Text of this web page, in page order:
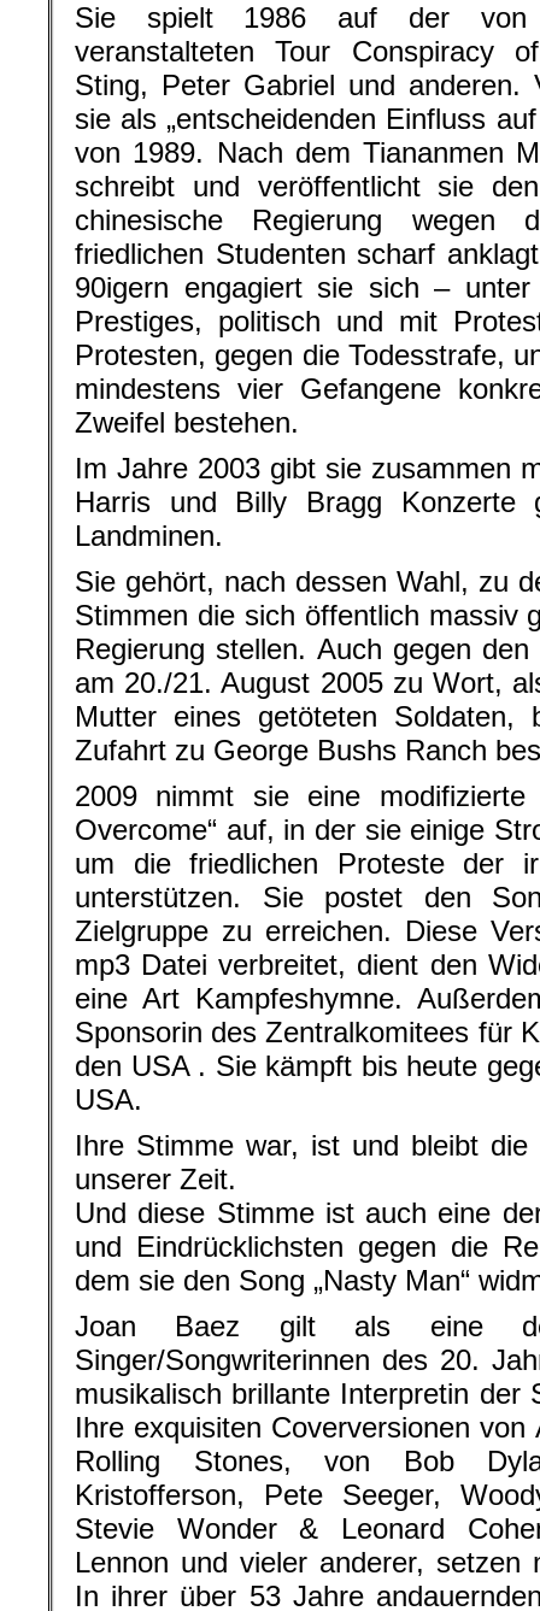
Sie spielt 1986 auf der von
veranstalteten Tour Conspiracy
Sting, Peter Gabriel und anderen.
sie als „entscheidenden Einfluss
von 1989. Nach dem Tiananmen
schreibt und veröffentlicht sie
chinesische Regierung wegen
friedlichen Studenten scharf
90igern engagiert sie sich –
Prestiges, politisch und mit
Protesten, gegen die Todesstrafe,
mindestens vier Gefangene
Zweifel bestehen.
Im Jahre 2003 gibt sie zusammen
Harris und Billy Bragg Konzerte
Landminen.
Sie gehört, nach dessen Wahl, zu
Stimmen die sich öffentlich massiv
Regierung stellen. Auch gegen
am 20./21. August 2005 zu Wort,
Mutter eines getöteten
Zufahrt zu George Bushs Ranch
2009 nimmt sie eine
Overcome“ auf, in der sie einige
um die friedlichen Proteste der
unterstützen. Sie postet den
Zielgruppe zu erreichen. Diese
mp3 Datei verbreitet, dient den
eine Art Kampfeshymne.
Sponsorin des Zentralkomitees für
den USA . Sie kämpft bis heute
USA.
Ihre Stimme war, ist und bleibt die
unserer Zeit.
Und diese Stimme ist auch eine
und Eindrücklichsten gegen die
dem sie den Song „Nasty Man“
Joan Baez gilt als eine
Singer/Songwriterinnen des 20.
musikalisch brillante Interpretin der
Ihre exquisiten Coverversionen
Rolling Stones, von Bob
Kristofferson, Pete Seeger,
Stevie Wonder & Leonard
Lennon und vieler anderer, setzen
In ihrer über 53 Jahre